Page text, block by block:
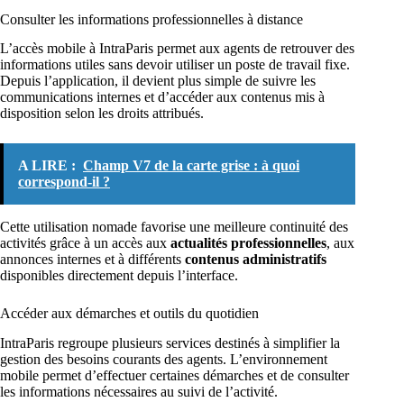
Consulter les informations professionnelles à distance
L’accès mobile à IntraParis permet aux agents de retrouver des
informations utiles sans devoir utiliser un poste de travail fixe.
Depuis l’application, il devient plus simple de suivre les
communications internes et d’accéder aux contenus mis à
disposition selon les droits attribués.
A LIRE : Champ V7 de la carte grise : à quoi
correspond-il ?
Cette utilisation nomade favorise une meilleure continuité des
activités grâce à un accès aux actualités professionnelles, aux
annonces internes et à différents contenus administratifs
disponibles directement depuis l’interface.
Accéder aux démarches et outils du quotidien
IntraParis regroupe plusieurs services destinés à simplifier la
gestion des besoins courants des agents. L’environnement
mobile permet d’effectuer certaines démarches et de consulter
les informations nécessaires au suivi de l’activité.